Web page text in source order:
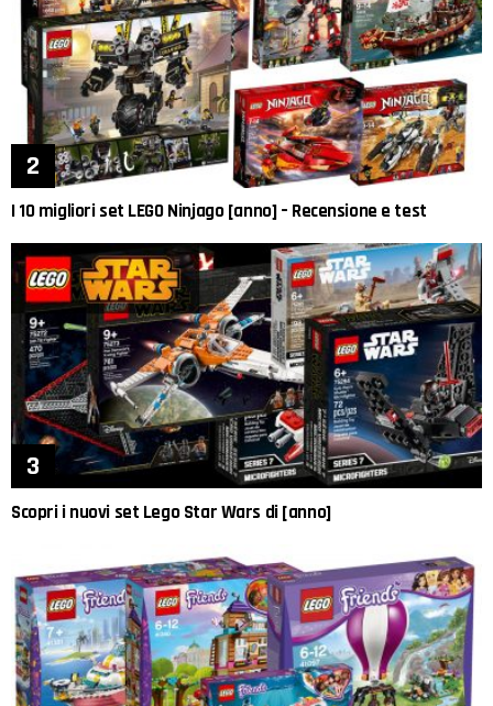
I 10 migliori set LEGO Ninjago [anno] – Recensione e test
Scopri i nuovi set Lego Star Wars di [anno]